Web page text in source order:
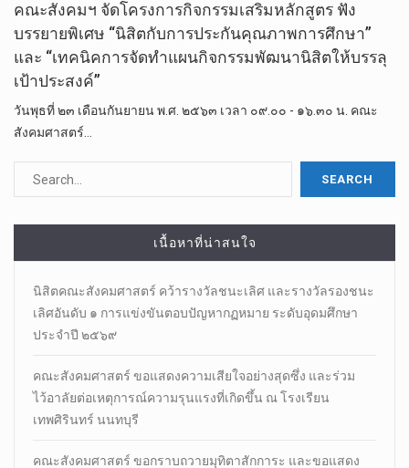
คณะสังคมฯ จัดโครงการกิจกรรมเสริมหลักสูตร ฟัง
บรรยายพิเศษ “นิสิตกับการประกันคุณภาพการศึกษา”
และ “เทคนิคการจัดทำแผนกิจกรรมพัฒนานิสิตให้บรรลุ
เป้าประสงค์”
วันพุธที่ ๒๓ เดือนกันยายน พ.ศ. ๒๕๖๓ เวลา ๐๙.๐๐ - ๑๖.๓๐ น. คณะ
สังคมศาสตร์…
เนื้อหาที่น่าสนใจ
นิสิตคณะสังคมศาสตร์​ คว้ารางวัลชนะเลิศ และรางวัลรองชนะ
เลิศอันดับ ๑ การแข่งขันตอบปัญหากฏหมาย ระดับอุดมศึกษา
ประจำปี ๒๕๖๙
คณะสังคมศาสตร์ ขอแสดงความเสียใจอย่างสุดซึ่ง และร่วม
ไว้อาลัยต่อเหตุการณ์ความรุนแรงที่เกิดขึ้น ณ โรงเรียน
เทพศิรินทร์ นนทบุรี
คณะสังคมศาสตร์ ขอกราบถวายมุทิตาสักการะ และขอแสดง